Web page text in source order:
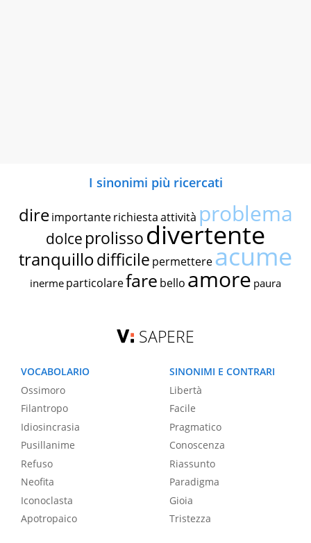
I sinonimi più ricercati
dire importante richiestaattività problema
dolce prolissodivertente
tranquillodifficile permettereacume
inerme particolarefare bello amore paura
SAPERE
VOCABOLARIO
Ossimoro
Filantropo
Idiosincrasia
Pusillanime
Refuso
Neofita
Iconoclasta
Apotropaico
SINONIMI E CONTRARI
Libertà
Facile
Pragmatico
Conoscenza
Riassunto
Paradigma
Gioia
Tristezza